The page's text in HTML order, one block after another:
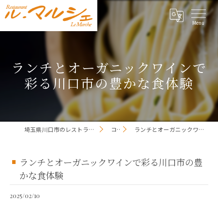
ランチとオーガニックワインで
彩る川口市の豊かな食体験
埼玉県川口市のレストランならレストラン ル・マルシェ コラム ランチとオーガニックワインで彩る川口市の豊かな食体験
ランチとオーガニックワインで彩る川口市の豊
かな食体験
2025/02/10